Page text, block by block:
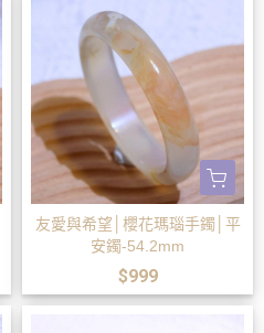
友愛與希望│櫻花瑪瑙手鐲│平
安鐲-54.2mm
$999